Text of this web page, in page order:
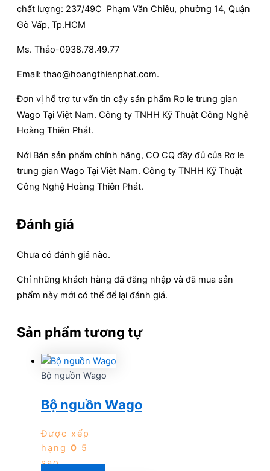
chất lượng: 237/49C Phạm Văn Chiêu, phường 14, Quận
Gò Vấp, Tp.HCM
Ms. Thảo-0938.78.49.77
Email: thao@hoangthienphat.com.
Đơn vị hổ trợ tư vấn tin cậy sản phẩm Rơ le trung gian
Wago Tại Việt Nam. Công ty TNHH Kỹ Thuật Công Nghệ
Hoàng Thiên Phát.
Nới Bán sản phẩm chính hãng, CO CQ đầy đủ của Rơ le
trung gian Wago Tại Việt Nam. Công ty TNHH Kỹ Thuật
Công Nghệ Hoàng Thiên Phát.
Đánh giá
Chưa có đánh giá nào.
Chỉ những khách hàng đã đăng nhập và đã mua sản
phẩm này mới có thể để lại đánh giá.
Sản phẩm tương tự
Bộ nguồn Wago
Bộ nguồn Wago
Được xếp
hạng 0 5
sao